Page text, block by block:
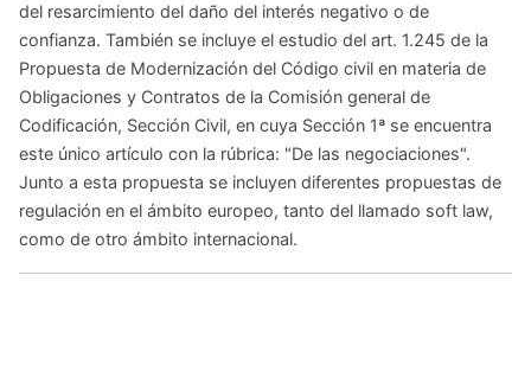
del resarcimiento del daño del interés negativo o de
confianza. También se incluye el estudio del art. 1.245 de la
Propuesta de Modernización del Código civil en materia de
Obligaciones y Contratos de la Comisión general de
Codificación, Sección Civil, en cuya Sección 1ª se encuentra
este único artículo con la rúbrica: "De las negociaciones".
Junto a esta propuesta se incluyen diferentes propuestas de
regulación en el ámbito europeo, tanto del llamado soft law,
como de otro ámbito internacional.